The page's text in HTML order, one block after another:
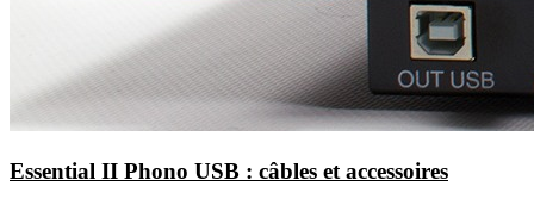
Essential II Phono USB : câbles et accessoires